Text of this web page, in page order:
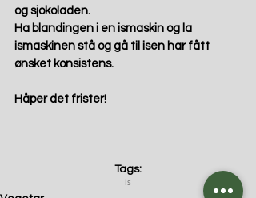
og sjokoladen.
Ha blandingen i en ismaskin og la
ismaskinen stå og gå til isen har fått
ønsket konsistens.
Håper det frister!
Tags:
is